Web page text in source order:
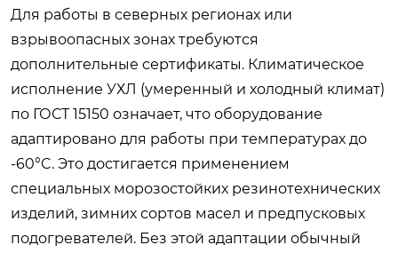
Для работы в северных регионах или
взрывоопасных зонах требуются
дополнительные сертификаты. Климатическое
исполнение УХЛ (умеренный и холодный климат)
по ГОСТ 15150 означает, что оборудование
адаптировано для работы при температурах до
-60°C. Это достигается применением
специальных морозостойких резинотехнических
изделий, зимних сортов масел и предпусковых
подогревателей. Без этой адаптации обычный